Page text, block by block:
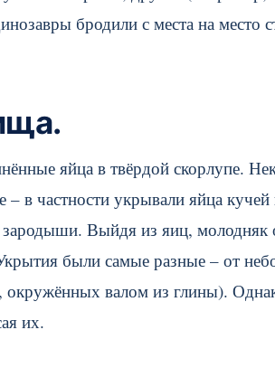
бродили с места на место
яйца в твёрдой скорлупе.
в частности укрывали яйца
Выйдя из яиц, молодняк
были самые разные – от
валом из глины).
их.